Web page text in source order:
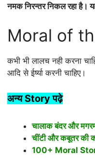
नमक निरन्तर निकल रहा है।
Moral of
कभी भी लालच नही करना
आदि से ईर्ष्या करनी चाहिए।
अन्य Story पढ़े
चालाक बंदर और
चींटी और कबूतर की
100+ Moral